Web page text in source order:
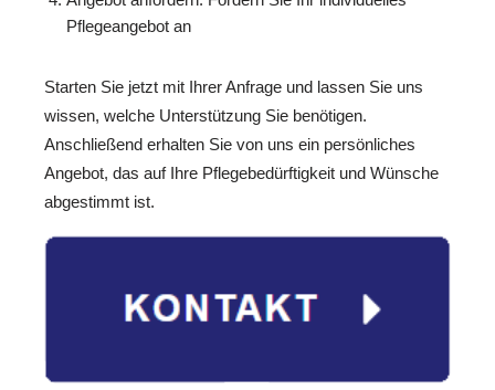
Pflegeangebot an
Starten Sie jetzt mit Ihrer Anfrage und lassen Sie uns
wissen, welche Unterstützung Sie benötigen.
Anschließend erhalten Sie von uns ein persönliches
Angebot, das auf Ihre Pflegebedürftigkeit und Wünsche
abgestimmt ist.